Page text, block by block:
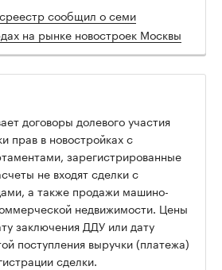
сообщил о семи
на рынке новостроек Москвы
договоры долевого участия
прав в новостройках с
зарегистрированные
не входят сделки с
а также продажи машино-
недвижимости. Цены
заключения ДДУ или дату
поступления выручки (платежа)
сделки.